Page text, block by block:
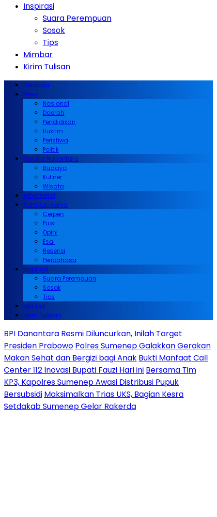
Inspirasi
Suara Perempuan
Sosok
Tips
Mimbar
Kirim Tulisan
Beranda
News
Nasional
Daerah
Pendidikan
Hukrim
Peristiwa
Politik
Pesona Nusantara
Budaya
Kuliner
Wisata
Advertorial
Rumpun Karya
Cerpen
Puisi
Opini
Esai
Resensi
Peribahasa
Inspirasi
Suara Perempuan
Sosok
Tips
Mimbar
Kirim Tulisan
BPI Danantara Resmi Diluncurkan, Inilah Target
Presiden Prabowo Polres Sumenep Galakkan Gerakan
Makan Sehat dan Bergizi bagi Anak Bukti Manfaat Call
Center 112 Inovasi Bupati Fauzi Hari ini Bersama Tim
KP3, Kapolres Sumenep Awasi Distribusi Pupuk
Bersubsidi Maksimalkan Trias UKS, Bagian Kesra
Setdakab Sumenep Gelar Rakerda